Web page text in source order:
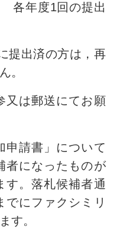
各年度1回の提出
提出済の方は，再
。
又は郵送にてお願
申請書」について
者になったものが
す。落札候補者通
でにファクシミリ
す。